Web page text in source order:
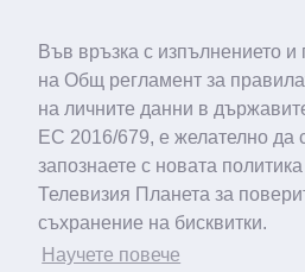
Във връзка с изпълнението и
на Общ регламент за
на личните данни в
ЕС 2016/679, е желателно да
запознаете с новата
Телевизия Планета за
съхранение на бисквитки.
Научете повече